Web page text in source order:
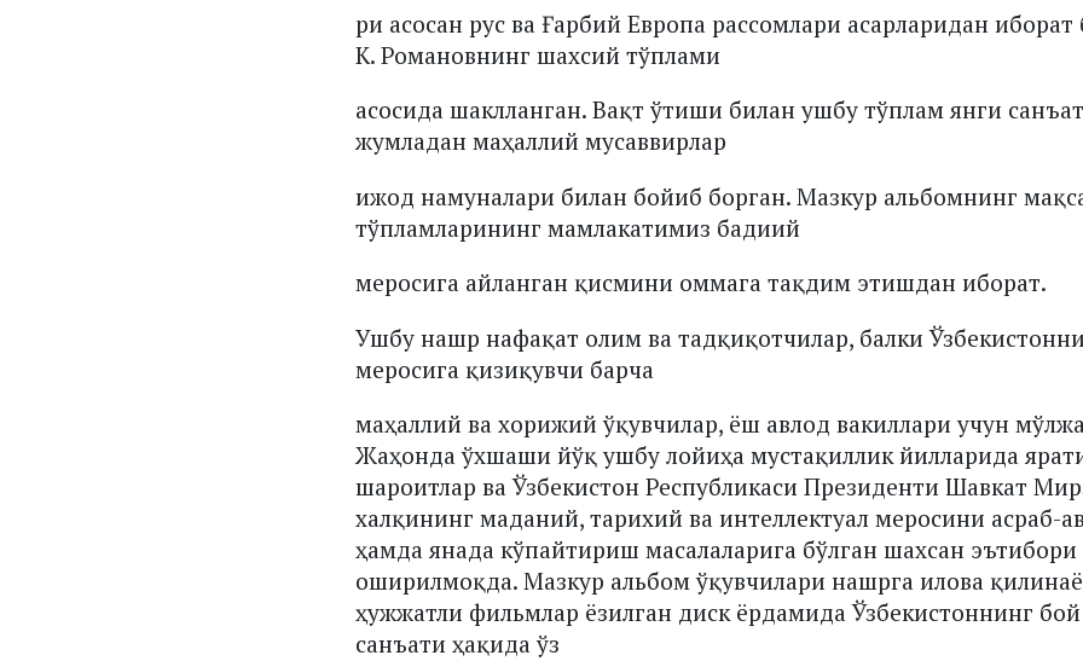
ри асосан рус ва Ғарбий Европа рассомлари асарларидан иборат
К. Романовнинг шахсий тўплами
асосида шаклланган. Вақт ўтиши билан ушбу тўплам янги
жумладан маҳаллий мусаввирлар
ижод намуналари билан бойиб борган. Мазкур альбомнинг
тўпламларининг мамлакатимиз бадиий
меросига айланган қисмини оммага тақдим этишдан иборат.
Ушбу нашр нафақат олим ва тадқиқотчилар, балки
меросига қизиқувчи барча
маҳаллий ва хорижий ўқувчилар, ёш авлод вакиллари учун
Жаҳонда ўхшаши йўқ ушбу лойиҳа мустақиллик йилларида
шароитлар ва Ўзбекистон Республикаси Президенти Шавкат
халқининг маданий, тарихий ва интеллектуал меросини асраб-
ҳамда янада кўпайтириш масалаларига бўлган шахсан
оширилмоқда. Мазкур альбом ўқувчилари нашрга илова
ҳужжатли фильмлар ёзилган диск ёрдамида Ўзбекистоннинг
санъати ҳақида ўз